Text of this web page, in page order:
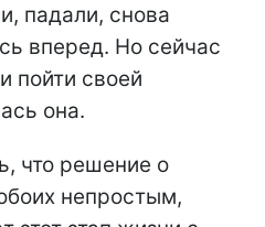
падали, снова
вперед. Но сейчас
пойти своей
она.
что решение о
непростым,